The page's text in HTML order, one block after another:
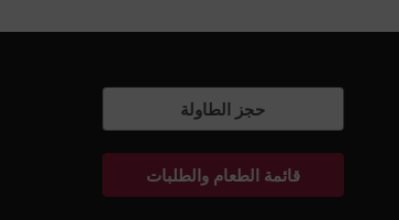
حجز الطاولة
قائمة الطعام والطلبات